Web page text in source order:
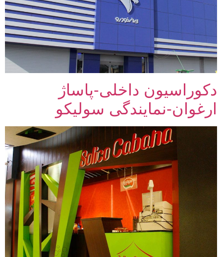
دکوراسیون داخلی-پاساژ
ارغوان-نمایندگی سولیکو